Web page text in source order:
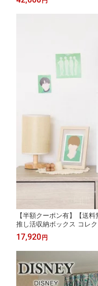
ズ 記念品 父の日 おしゃれ
【半額クーポン有】【送
推し活収納ボックス コレ
収納 棚 アクリル かわいい
納 ペンライト うちわ 収納
17,920 円